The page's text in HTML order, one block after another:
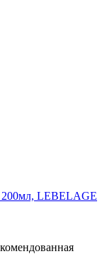
200мл, LEBELAGE